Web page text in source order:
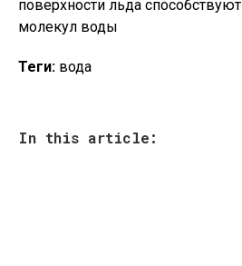
Теги: вода
In this article: